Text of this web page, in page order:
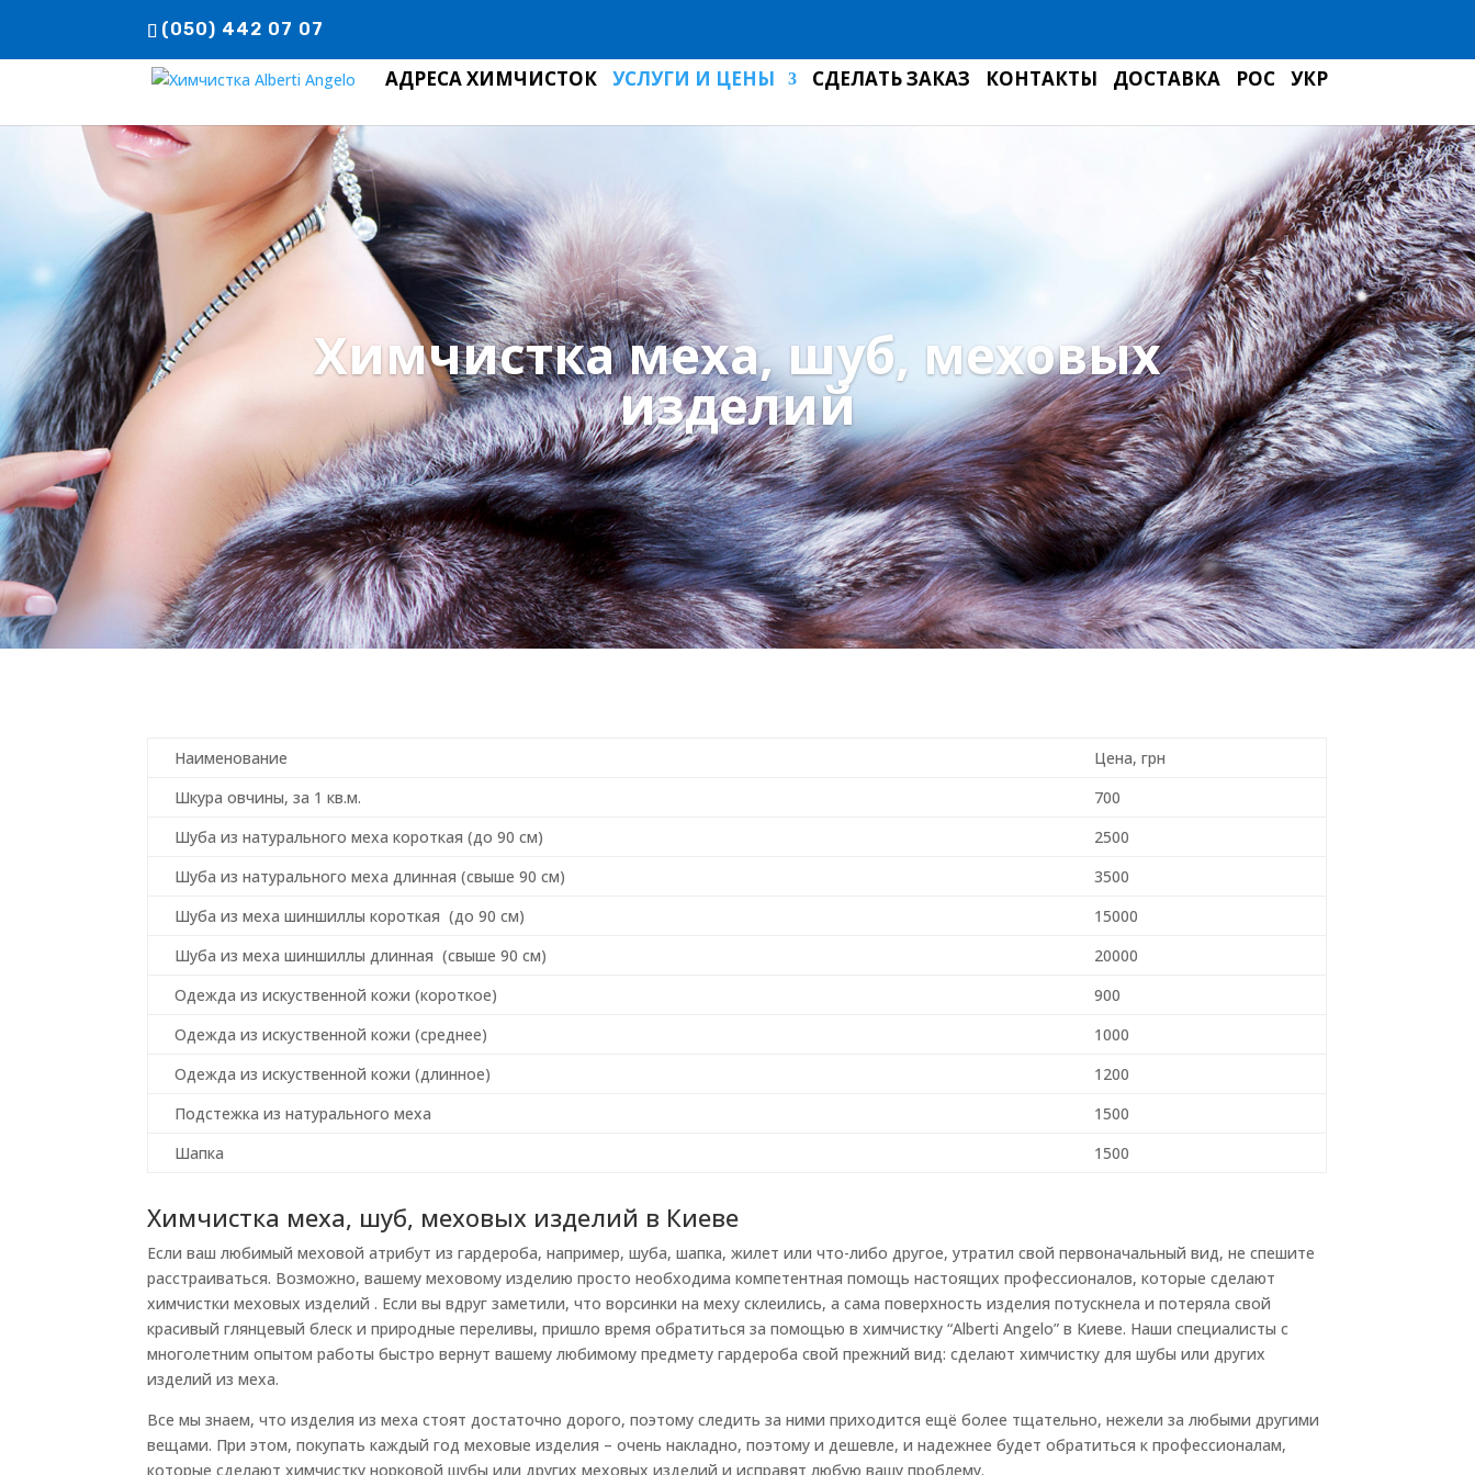
(050) 442 07 07
АДРЕСА ХИМЧИСТОК УСЛУГИ И ЦЕНЫ СДЕЛАТЬ ЗАКАЗ КОНТАКТЫ ДОСТАВКА РОС УКР
Химчистка меха, шуб, меховых
изделий
Наименование
Цена, грн
Шкура овчины, за 1 кв.м.
700
Шуба из натурального меха короткая (до 90 см)
2500
Шуба из натурального меха длинная (свыше 90 см)
3500
Шуба из меха шиншиллы короткая (до 90 см)
15000
Шуба из меха шиншиллы длинная (свыше 90 см)
20000
Одежда из искуственной кожи (короткое)
900
Одежда из искуственной кожи (среднее)
1000
Одежда из искуственной кожи (длинное)
1200
Подстежка из натурального меха
1500
Шапка
1500
Химчистка меха, шуб, меховых изделий в Киеве
Если ваш любимый меховой атрибут из гардероба, например, шуба, шапка, жилет или что-либо другое, утратил свой первоначальный вид, не спешите
расстраиваться. Возможно, вашему меховому изделию просто необходима компетентная помощь настоящих профессионалов, которые сделают
химчистки меховых изделий . Если вы вдруг заметили, что ворсинки на меху склеились, а сама поверхность изделия потускнела и потеряла свой
красивый глянцевый блеск и природные переливы, пришло время обратиться за помощью в химчистку “Alberti Angelo” в Киеве. Наши специалисты с
многолетним опытом работы быстро вернут вашему любимому предмету гардероба свой прежний вид: сделают химчистку для шубы или других
изделий из меха.
Все мы знаем, что изделия из меха стоят достаточно дорого, поэтому следить за ними приходится ещё более тщательно, нежели за любыми другими
вещами. При этом, покупать каждый год меховые изделия – очень накладно, поэтому и дешевле, и надежнее будет обратиться к профессионалам,
которые сделают химчистку норковой шубы или других меховых изделий и исправят любую вашу проблему.